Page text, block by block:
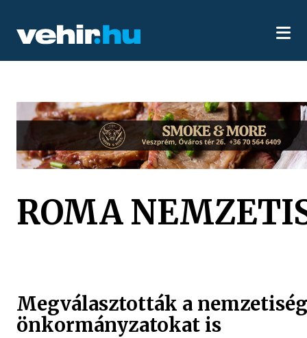
ROMA
Megválasztották a
önkormányzatokat is